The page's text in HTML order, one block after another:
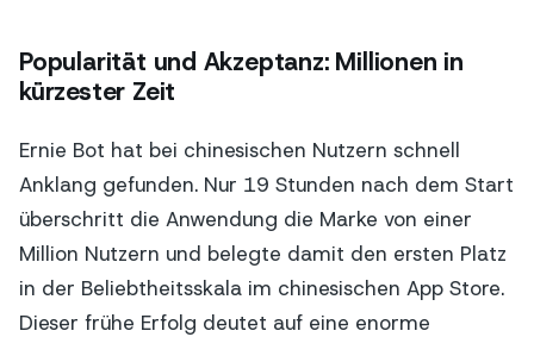
Popularität und Akzeptanz: Millionen in
kürzester Zeit
Ernie Bot hat bei chinesischen Nutzern schnell
Anklang gefunden. Nur 19 Stunden nach dem Start
überschritt die Anwendung die Marke von einer
Million Nutzern und belegte damit den ersten Platz
in der Beliebtheitsskala im chinesischen App Store.
Dieser frühe Erfolg deutet auf eine enorme